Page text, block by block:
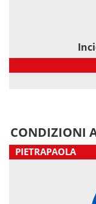
CONDIZIONI
PIETRAPAOLA